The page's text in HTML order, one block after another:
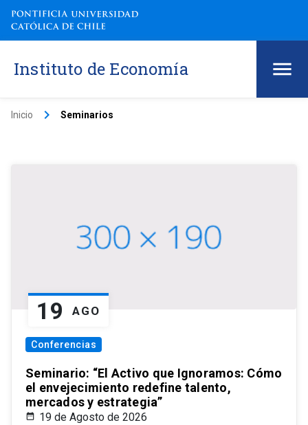
Instituto de Economía
Inicio keyboard_arrow_right Seminarios
19 AGO
Conferencias
Seminario: “El Activo que Ignoramos: Cómo
el envejecimiento redefine talento,
mercados y estrategia”
19 de Agosto de 2026